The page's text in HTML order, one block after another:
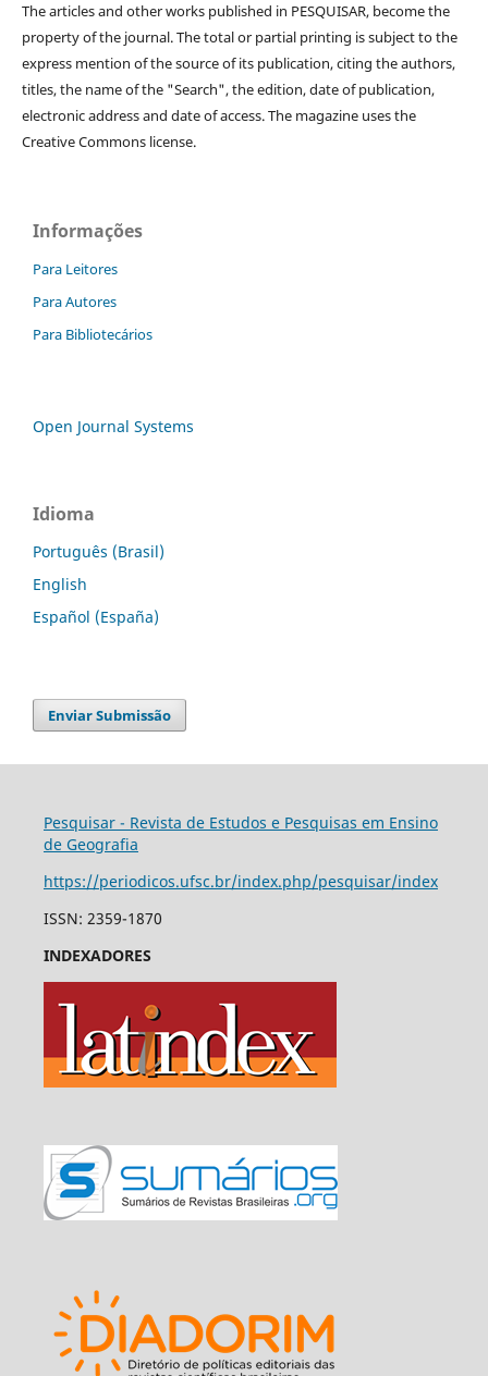
The articles and other works published in PESQUISAR, become the
property of the journal. The total or partial printing is subject to the
express mention of the source of its publication, citing the authors,
titles, the name of the "Search", the edition, date of publication,
electronic address and date of access. The magazine uses the
Creative Commons license.
Informações
Para Leitores
Para Autores
Para Bibliotecários
Open Journal Systems
Idioma
Português (Brasil)
English
Español (España)
Enviar Submissão
Pesquisar - Revista de Estudos e Pesquisas em Ensino
de Geografia
https://periodicos.ufsc.br/index.php/pesquisar/index
ISSN: 2359-1870
INDEXADORES